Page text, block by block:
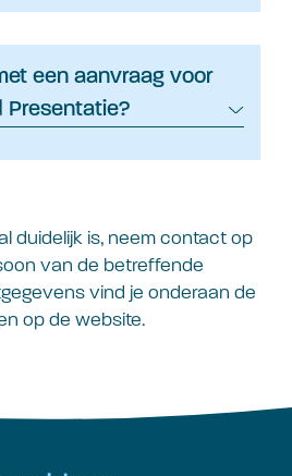
een aanvraag voor
Presentatie?
duidelijk is, neem contact op
van de betreffende
vind je onderaan de
op de website.